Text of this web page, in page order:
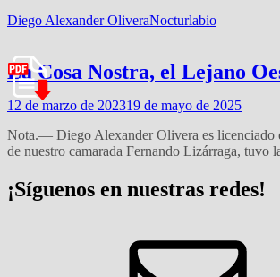
Diego Alexander OliveraNocturlabio
La Cosa Nostra, el Lejano
12 de marzo de 202319 de mayo de 2025
Nota.— Diego Alexander Olivera es licenciado
de nuestro camarada Fernando Lizárraga,
¡Síguenos en nuestras redes!